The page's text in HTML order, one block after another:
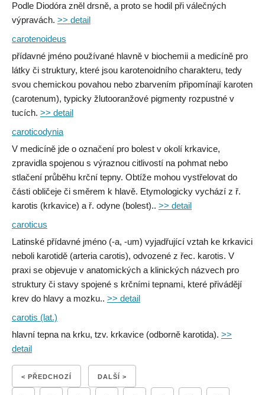
Podle Diodóra zněl drsně, a proto se hodil při válečných
výpravách. >> detail
carotenoideus
přídavné jméno používané hlavně v biochemii a medicíně pro
látky či struktury, které jsou karotenoidního charakteru, tedy
svou chemickou povahou nebo zbarvením připomínají karoten
(carotenum), typicky žlutooranžové pigmenty rozpustné v
tucích. >> detail
caroticodynia
V medicíně jde o označení pro bolest v okolí krkavice,
zpravidla spojenou s výraznou citlivostí na pohmat nebo
stlačení průběhu krční tepny. Obtíže mohou vystřelovat do
části obličeje či směrem k hlavě. Etymologicky vychází z ř.
karotis (krkavice) a ř. odyne (bolest).. >> detail
caroticus
Latinské přídavné jméno (-a, -um) vyjadřující vztah ke krkavici
neboli karotidě (arteria carotis), odvozené z řec. karotis. V
praxi se objevuje v anatomických a klinických názvech pro
struktury či stavy spojené s krčními tepnami, které přivádějí
krev do hlavy a mozku.. >> detail
carotis (lat.)
hlavní tepna na krku, tzv. krkavice (odborně karotida). >>
detail
< PŘEDCHOZÍ DALŠÍ >